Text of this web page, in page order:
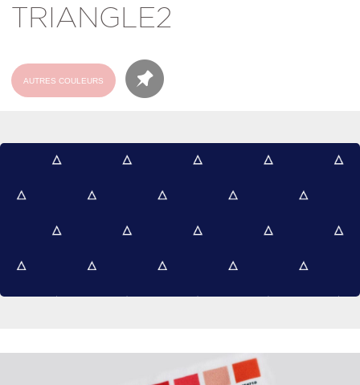
TRIANGLE2
AUTRES COULEURS